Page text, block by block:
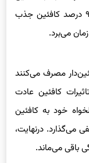
می‌برد.
مصرف می‌کنند
کافئین عادت
خود به کافئین
می‌گذارد. درنهایت،
باقی می‌ماند.